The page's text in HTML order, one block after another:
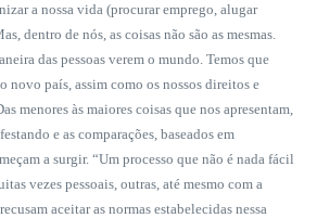
a nossa vida (procurar emprego, alugar
dentro de nós, as coisas não são as mesmas.
das pessoas verem o mundo. Temos que
novo país, assim como os nossos direitos e
menores às maiores coisas que nos apresentam,
e as comparações, baseados em
a surgir. “Um processo que não é nada fácil
vezes pessoais, outras, até mesmo com a
aceitar as normas estabelecidas nessa